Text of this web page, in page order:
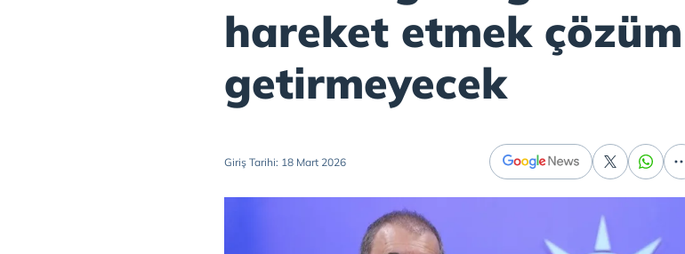
hareket etmek çözüm
getirmeyecek
Giriş Tarihi: 18 Mart 2026